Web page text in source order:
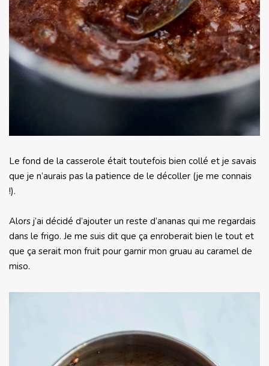
Le fond de la casserole était toutefois bien collé et je savais
que je n’aurais pas la patience de le décoller (je me connais
!).
Alors j’ai décidé d’ajouter un reste d’ananas qui me regardais
dans le frigo. Je me suis dit que ça enroberait bien le tout et
que ça serait mon fruit pour garnir mon gruau au caramel de
miso.